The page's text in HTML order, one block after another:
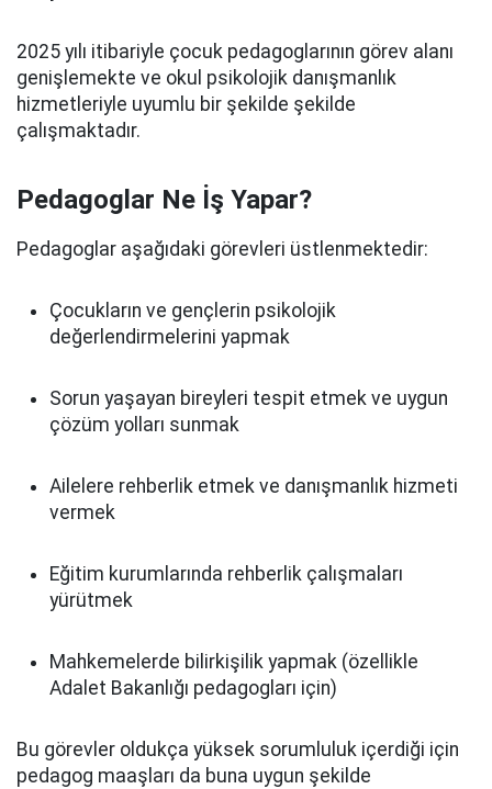
2025 yılı itibariyle çocuk pedagoglarının görev alanı
genişlemekte ve okul psikolojik danışmanlık
hizmetleriyle uyumlu bir şekilde şekilde
çalışmaktadır.
Pedagoglar Ne İş Yapar?
Pedagoglar aşağıdaki görevleri üstlenmektedir:
Çocukların ve gençlerin psikolojik
değerlendirmelerini yapmak
Sorun yaşayan bireyleri tespit etmek ve uygun
çözüm yolları sunmak
Ailelere rehberlik etmek ve danışmanlık hizmeti
vermek
Eğitim kurumlarında rehberlik çalışmaları
yürütmek
Mahkemelerde bilirkişilik yapmak (özellikle
Adalet Bakanlığı pedagogları için)
Bu görevler oldukça yüksek sorumluluk içerdiği için
pedagog maaşları da buna uygun şekilde